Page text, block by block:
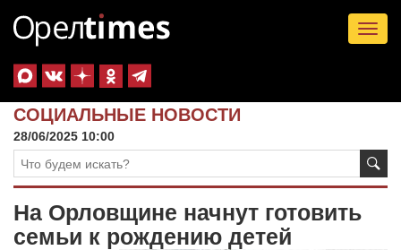
СОЦИАЛЬНЫЕ НОВОСТИ
28/06/2025 10:00
На Орловщине начнут готовить
семьи к рождению детей